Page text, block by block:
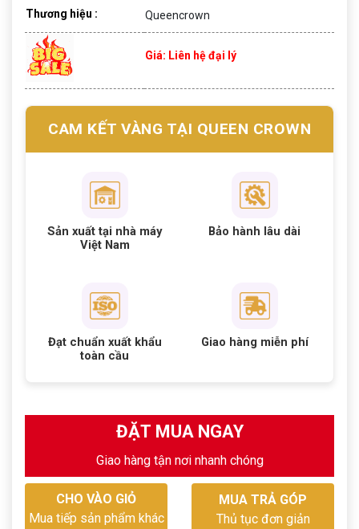
Thương hiệu : Queencrown
Giá: Liên hệ đại lý
CAM KẾT VÀNG TẠI QUEEN CROWN
Sản xuất tại nhà máy
Việt Nam
Bảo hành lâu dài
Đạt chuẩn xuất khẩu
toàn cầu
Giao hàng miễn phí
ĐẶT MUA NGAY
Giao hàng tận nơi nhanh chóng
CHO VÀO GIỎ
Mua tiếp sản phẩm khác
MUA TRẢ GÓP
Thủ tục đơn giản